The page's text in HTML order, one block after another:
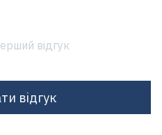
відгук
відгук